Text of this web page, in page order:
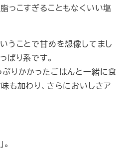
っこすぎることもなくいい塩
うことで甘めを想像してまし
ぱり系です。
りかかったごはんと一緒に食
も加わり、さらにおいしさア